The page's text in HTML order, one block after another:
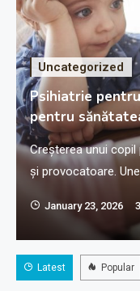
Uncategorized
Psihiatrie
pentru
Creșterea unui
și provocatoare.
puternice,
care le afectează
serviciile de
profesionist,
fiecărui copil,
January 23, 2026
Latest Popular